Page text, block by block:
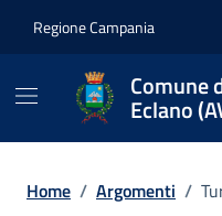
Regione Campania
Comune
Eclano
Home / Argomenti /